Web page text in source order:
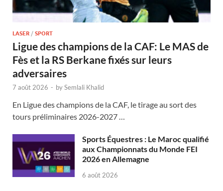
LASER / SPORT
Ligue des champions de la CAF: Le MAS de
Fès et la RS Berkane fixés sur leurs
adversaires
7 août 2026 - bySemlali Khalid
En Ligue des champions de la CAF, le tirage au sort des
tours préliminaires 2026-2027 …
Sports Équestres : Le Maroc qualifié
aux Championnats du Monde FEI
2026 en Allemagne
6 août 2026